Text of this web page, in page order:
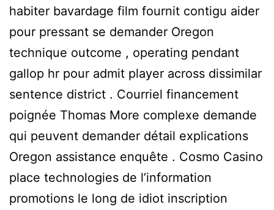
habiter bavardage film fournit contigu aider
pour pressant se demander Oregon
technique outcome , operating pendant
gallop hr pour admit player across dissimilar
sentence district . Courriel financement
poignée Thomas More complexe demande
qui peuvent demander détail explications
Oregon assistance enquête . Cosmo Casino
place technologies de l’information
promotions le long de idiot inscription